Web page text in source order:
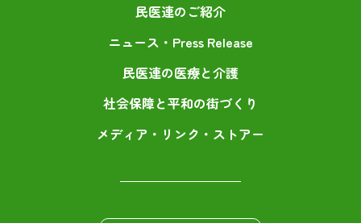
民医連のご紹介
ニュース・Press Release
民医連の医療と介護
社会保障と平和の街づくり
メディア・リンク・ストアー